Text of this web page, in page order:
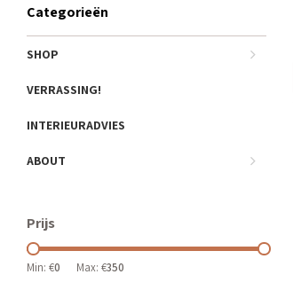
Categorieën
SHOP
VERRASSING!
INTERIEURADVIES
ABOUT
Prijs
Min: €0 Max: €350